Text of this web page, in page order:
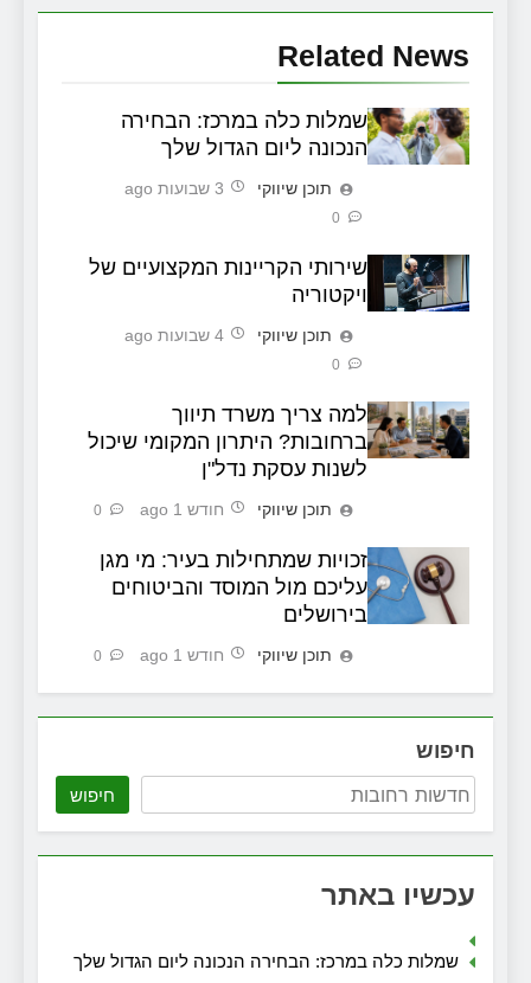
Related News
שמלות כלה במרכז: הבחירה
הנכונה ליום הגדול שלך
תוכן שיווקי 3 שבועות ago
0
שירותי הקריינות המקצועיים של
ויקטוריה
תוכן שיווקי 4 שבועות ago
0
למה צריך משרד תיווך
ברחובות? היתרון המקומי שיכול
לשנות עסקת נדל"ן
תוכן שיווקי חודש 1 ago 0
זכויות שמתחילות בעיר: מי מגן
עליכם מול המוסד והביטוחים
בירושלים
תוכן שיווקי חודש 1 ago 0
חיפוש
חיפוש
עכשיו באתר
שמלות כלה במרכז: הבחירה הנכונה ליום הגדול שלך